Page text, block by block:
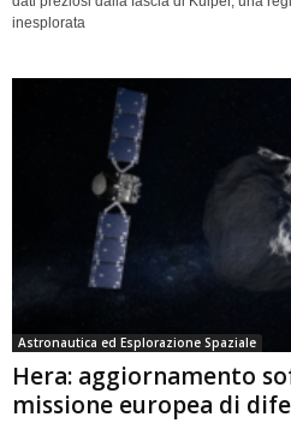
inesplorata
Astronautica ed Esplorazione Spaziale
Hera: aggiornamento
missione europea di